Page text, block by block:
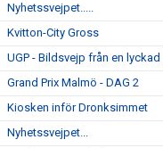
Nyhetssvejpet.....
Kvitton-City Gross
UGP - Bildsvejp från en
Grand Prix Malmö - DAG 2
Kiosken inför Dronksimmet
Nyhetssvejpet...